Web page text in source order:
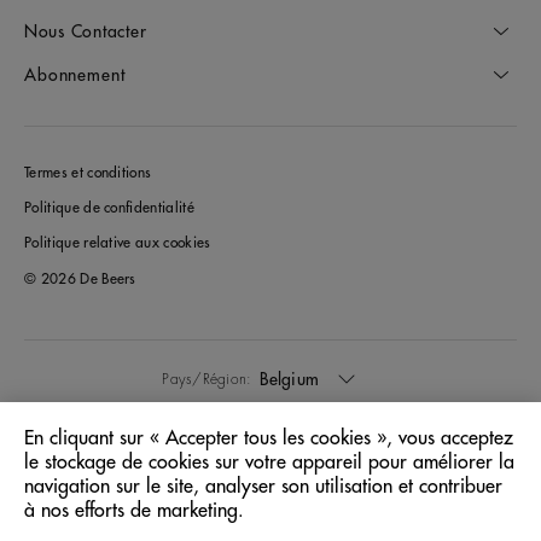
Nous Contacter
Abonnement
Termes et conditions
Politique de confidentialité
Politique relative aux cookies
© 2026 De Beers
Pays/Région: Belgium
Langue: Français
En cliquant sur « Accepter tous les cookies », vous acceptez
le stockage de cookies sur votre appareil pour améliorer la
navigation sur le site, analyser son utilisation et contribuer
à nos efforts de marketing.